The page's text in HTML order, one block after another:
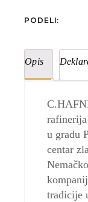
PODELI:
Opis
rafinerija
u gradu
centar
tradicije